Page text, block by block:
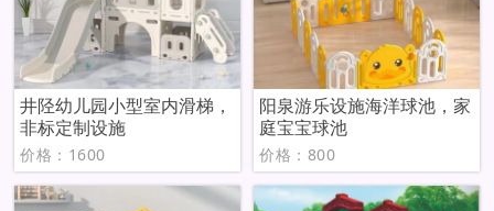
井陉幼儿园小型室内滑梯，
非标定制设施
价格：1600
阳泉游乐设施海洋球池，家
庭宝宝球池
价格：800